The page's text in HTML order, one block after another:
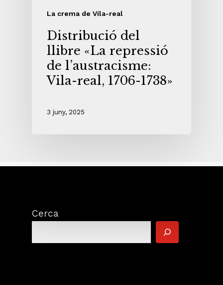
La crema de Vila-real
Distribució del
llibre «La repressió
de l’austracisme:
Vila-real, 1706-1738»
3 juny, 2025
Cerca